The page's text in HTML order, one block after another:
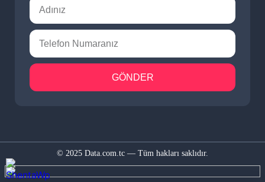
GÖNDER
© 2025 Data.com.tc — Tüm hakları saklıdır.